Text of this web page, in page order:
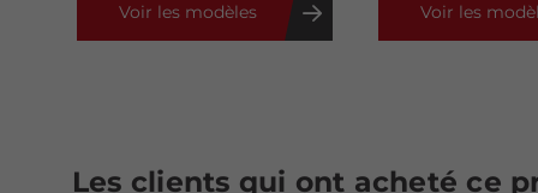
Voir les modèles Voir les
Les clients qui ont acheté ce